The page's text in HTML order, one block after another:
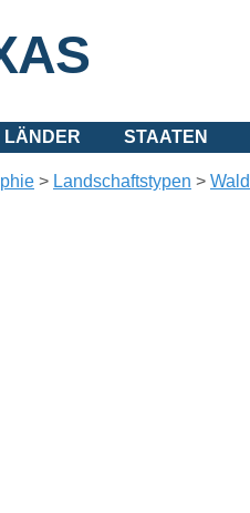
LÄNDER STAATEN
> Landschaftstypen > Wald